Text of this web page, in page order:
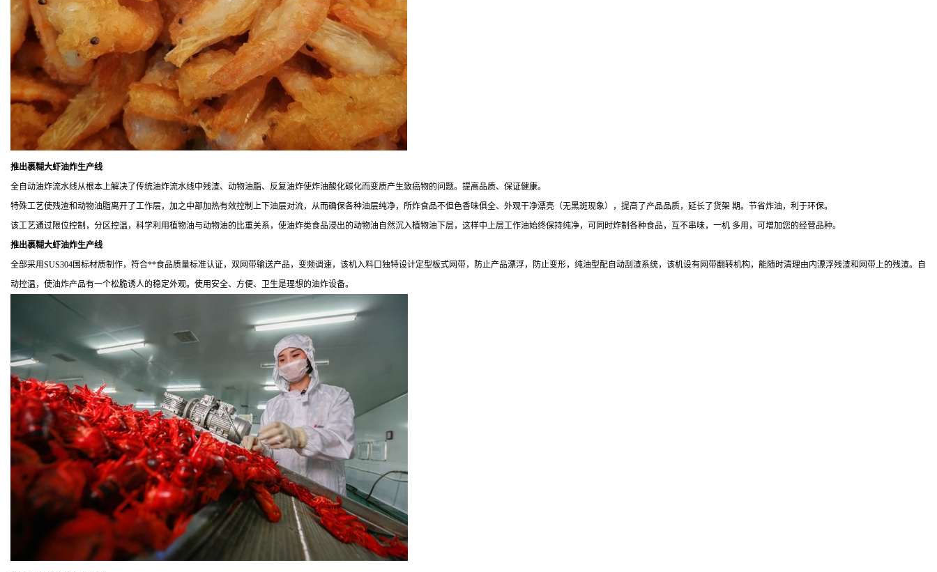
推出裹糊大虾油炸生产线
全自动油炸流水线从根本上解决了传统油炸流水线中残渣、动物油脂、反复油炸使炸油酸化碳化而变质产生致癌物的问题。提高品质、保证健康。
特殊工艺使残渣和动物油脂离开了工作层，加之中部加热有效控制上下油层对流，从而确保各种油层纯净，所炸食品不但色香味俱全、外观干净漂亮（无黑斑现象），提高了产品品质，延长了货架 期。节省炸油，利于环保。
该工艺通过限位控制，分区控温，科学利用植物油与动物油的比重关系，使油炸类食品浸出的动物油自然沉入植物油下层，这样中上层工作油始终保持纯净，可同时炸制各种食品，互不串味，一机 多用，可增加您的经营品种。
推出裹糊大虾油炸生产线
全部采用SUS304国标材质制作，符合**食品质量标准认证，双网带输送产品，变频调速，该机入料口独特设计定型板式网带，防止产品漂浮，防止变形，纯油型配自动刮渣系统，该机设有网带翻转机构，能随时清理由内漂浮残渣和网带上的残渣。自
动控温，使油炸产品有一个松脆诱人的稳定外观。使用安全、方便、卫生是理想的油炸设备。